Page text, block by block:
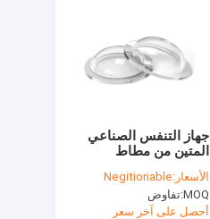
جهاز التنفس الصناعي
المتين من مطاط
السيليكون الطبي لصنع
القالب المضاد للثياب
الأسعار:Negitionable
MOQ: تفاوض
أحصل على آخر سعر